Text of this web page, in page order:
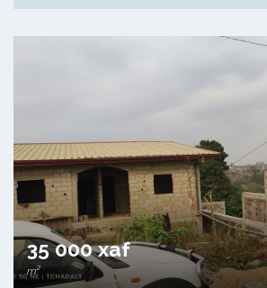
35 000 xaf
m²